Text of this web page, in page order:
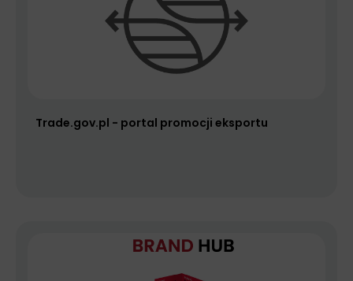
Trade.gov.pl - portal promocji eksportu